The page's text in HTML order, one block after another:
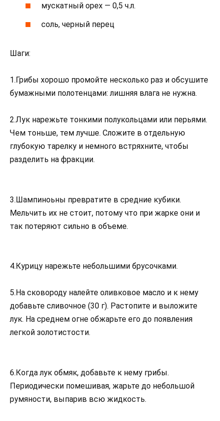
мускатный орех — 0,5 ч.л.
соль, черный перец
Шаги:
1.Грибы хорошо промойте несколько раз и обсушите
бумажными полотенцами: лишняя влага не нужна.
2.Лук нарежьте тонкими полукольцами или перьями.
Чем тоньше, тем лучше. Сложите в отдельную
глубокую тарелку и немного встряхните, чтобы
разделить на фракции.
3.Шампиноьны превратите в средние кубики.
Мельчить их не стоит, потому что при жарке они и
так потеряют сильно в объеме.
4.Курицу нарежьте небольшими брусочками.
5.На сковороду налейте оливковое масло и к нему
добавьте сливочное (30 г). Растопите и выложите
лук. На среднем огне обжарьте его до появления
легкой золотистости.
6.Когда лук обмяк, добавьте к нему грибы.
Периодически помешивая, жарьте до небольшой
румяности, выпарив всю жидкость.